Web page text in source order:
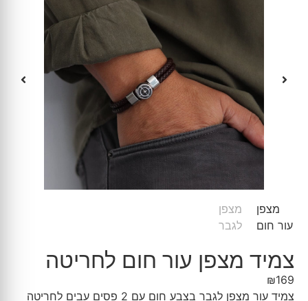
צמיד מצפן עור חום לחריטה
₪169
צמיד עור מצפן לגבר בצבע חום עם 2 פסים עבים לחריטה